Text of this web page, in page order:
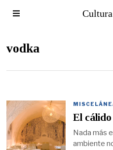
vodka
El
Nada más
ambiente